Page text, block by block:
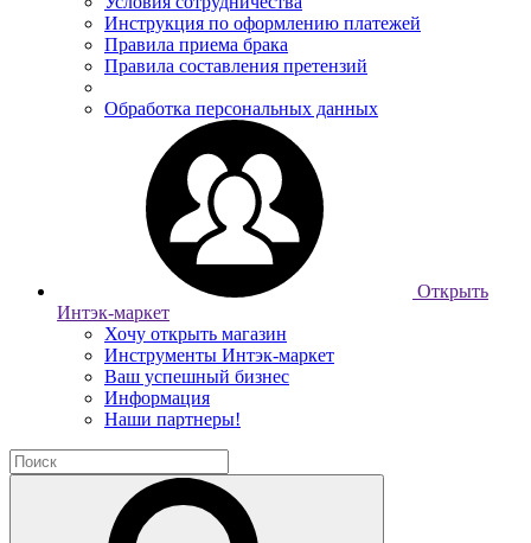
Инструкция по оформлению платежей
Правила приема брака
Правила составления претензий
Обработка персональных данных
Открыть
Интэк-маркет
Хочу открыть магазин
Инструменты Интэк-маркет
Ваш успешный бизнес
Информация
Наши партнеры!